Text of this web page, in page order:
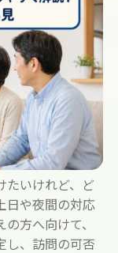
たいけれど、ど
日や夜間の対応
方へ向けて、
し、訪問の可否